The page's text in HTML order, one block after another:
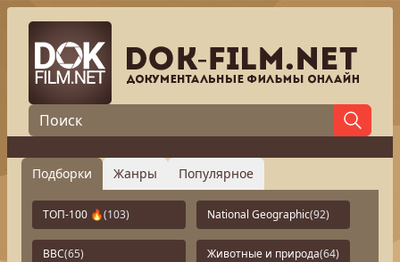
Подборки Жанры Популярное
ТОП-100 🔥(103) National Geographic(92)
BBC(65) Животные и природа(64)